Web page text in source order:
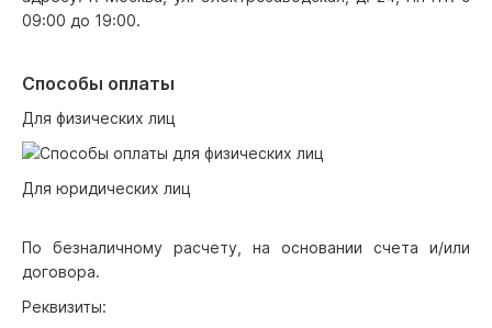
09:00 до 19:00.
Способы оплаты
Для физических лиц
Для юридических лиц
По безналичному расчету, на основании счета и/или
договора.
Реквизиты: